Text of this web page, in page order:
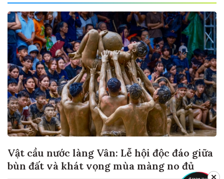
Vật cầu nước làng Vân: Lễ hội độc đáo giữa
bùn đất và khát vọng mùa màng no đủ
✕